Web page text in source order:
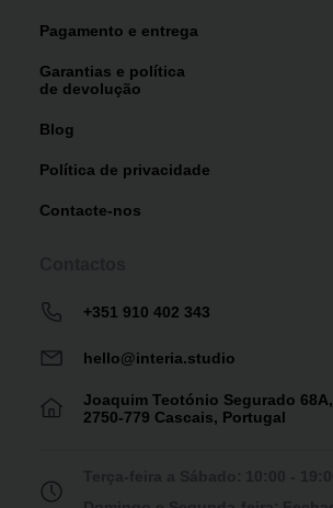
Pagamento e entrega
Garantias e política
de devolução
Blog
Política de privacidade
Contacte-nos
+351 910 402 343
hello@interia.studio
Joaquim Teotónio Segurado 68A,
2750-779 Cascais, Portugal